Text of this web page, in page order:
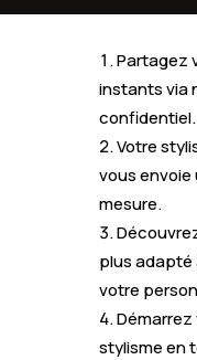
Partagez
instants via
confidentiel.
Votre
vous
mesure.
plus adapté
votre
stylisme en